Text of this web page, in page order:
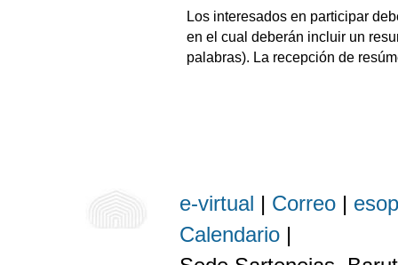
Los interesados en participar
en el cual deberán incluir un
palabras). La recepción de
e-virtual | Correo|
Calendario|